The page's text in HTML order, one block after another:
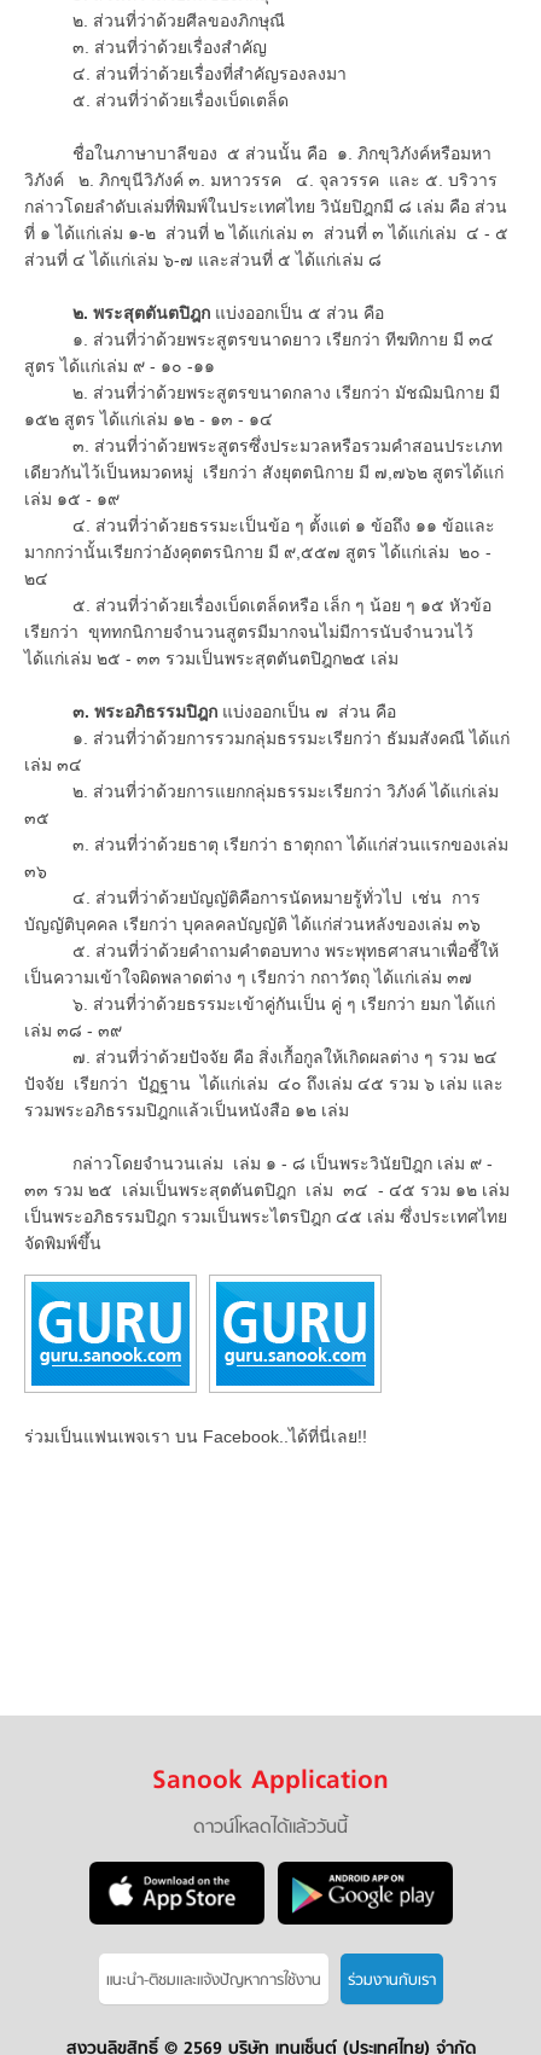
๒. ส่วนที่ว่าด้วยศีลของภิกษุณี
๓. ส่วนที่ว่าด้วยเรื่องสำคัญ
๔. ส่วนที่ว่าด้วยเรื่องที่สำคัญรองลงมา
๕. ส่วนที่ว่าด้วยเรื่องเบ็ดเตล็ด
ชื่อในภาษาบาลีของ ๕ ส่วนนั้น คือ ๑. ภิกขุวิภังค์หรือมหา
วิภังค์ ๒. ภิกขุนีวิภังค์ ๓. มหาวรรค ๔. จุลวรรค และ ๕. บริวาร
กล่าวโดยลำดับเล่มที่พิมพ์ในประเทศไทย วินัยปิฎกมี ๘ เล่ม คือ ส่วน
ที่ ๑ ได้แก่เล่ม ๑-๒ ส่วนที่ ๒ ได้แก่เล่ม ๓ ส่วนที่ ๓ ได้แก่เล่ม ๔ - ๕
ส่วนที่ ๔ ได้แก่เล่ม ๖-๗ และส่วนที่ ๕ ได้แก่เล่ม ๘
๒. พระสุตตันตปิฎก แบ่งออกเป็น ๕ ส่วน คือ
๑. ส่วนที่ว่าด้วยพระสูตรขนาดยาว เรียกว่า ทีฆทิกาย มี ๓๔
สูตร ได้แก่เล่ม ๙ - ๑๐ -๑๑
๒. ส่วนที่ว่าด้วยพระสูตรขนาดกลาง เรียกว่า มัชฌิมนิกาย มี
๑๕๒ สูตร ได้แก่เล่ม ๑๒ - ๑๓ - ๑๔
๓. ส่วนที่ว่าด้วยพระสูตรซึ่งประมวลหรือรวมคำสอนประเภท
เดียวกันไว้เป็นหมวดหมู่ เรียกว่า สังยุตตนิกาย มี ๗,๗๖๒ สูตรได้แก่
เล่ม ๑๕ - ๑๙
๔. ส่วนที่ว่าด้วยธรรมะเป็นข้อ ๆ ตั้งแต่ ๑ ข้อถึง ๑๑ ข้อและ
มากกว่านั้นเรียกว่าอังคุตตรนิกาย มี ๙,๕๕๗ สูตร ได้แก่เล่ม ๒๐ -
๒๔
๕. ส่วนที่ว่าด้วยเรื่องเบ็ดเตล็ดหรือ เล็ก ๆ น้อย ๆ ๑๕ หัวข้อ
เรียกว่า ขุททกนิกายจำนวนสูตรมีมากจนไม่มีการนับจำนวนไว้
ได้แก่เล่ม ๒๕ - ๓๓ รวมเป็นพระสุตตันตปิฎก๒๕ เล่ม
๓. พระอภิธรรมปิฎก แบ่งออกเป็น ๗ ส่วน คือ
๑. ส่วนที่ว่าด้วยการรวมกลุ่มธรรมะเรียกว่า ธัมมสังคณี ได้แก่
เล่ม ๓๔
๒. ส่วนที่ว่าด้วยการแยกกลุ่มธรรมะเรียกว่า วิภังค์ ได้แก่เล่ม
๓๕
๓. ส่วนที่ว่าด้วยธาตุ เรียกว่า ธาตุกถา ได้แก่ส่วนแรกของเล่ม
๓๖
๔. ส่วนที่ว่าด้วยบัญญัติคือการนัดหมายรู้ทั่วไป เช่น การ
บัญญัติบุคคล เรียกว่า บุคลคลบัญญัติ ได้แก่ส่วนหลังของเล่ม ๓๖
๕. ส่วนที่ว่าด้วยคำถามคำตอบทาง พระพุทธศาสนาเพื่อชี้ให้
เป็นความเข้าใจผิดพลาดต่าง ๆ เรียกว่า กถาวัตถุ ได้แก่เล่ม ๓๗
๖. ส่วนที่ว่าด้วยธรรมะเข้าคู่กันเป็น คู่ ๆ เรียกว่า ยมก ได้แก่
เล่ม ๓๘ - ๓๙
๗. ส่วนที่ว่าด้วยปัจจัย คือ สิ่งเกื้อกูลให้เกิดผลต่าง ๆ รวม ๒๔
ปัจจัย เรียกว่า ปัฏฐาน ได้แก่เล่ม ๔๐ ถึงเล่ม ๔๕ รวม ๖ เล่ม และ
รวมพระอภิธรรมปิฎกแล้วเป็นหนังสือ ๑๒ เล่ม
กล่าวโดยจำนวนเล่ม เล่ม ๑ - ๘ เป็นพระวินัยปิฎก เล่ม ๙ -
๓๓ รวม ๒๕ เล่มเป็นพระสุตตันตปิฎก เล่ม ๓๔ - ๔๕ รวม ๑๒ เล่ม
เป็นพระอภิธรรมปิฎก รวมเป็นพระไตรปิฎก ๔๕ เล่ม ซึ่งประเทศไทย
จัดพิมพ์ขึ้น
ร่วมเป็นแฟนเพจเรา บน Facebook..ได้ที่นี่เลย!!
Sanook Application
ดาวน์โหลดได้แล้ววันนี้
แนะนำ-ติชมเเละแจ้งปัญหาการใช้งาน ร่วมงานกับเรา